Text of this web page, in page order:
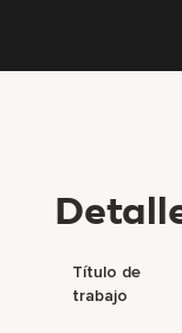
Título de
trabajo